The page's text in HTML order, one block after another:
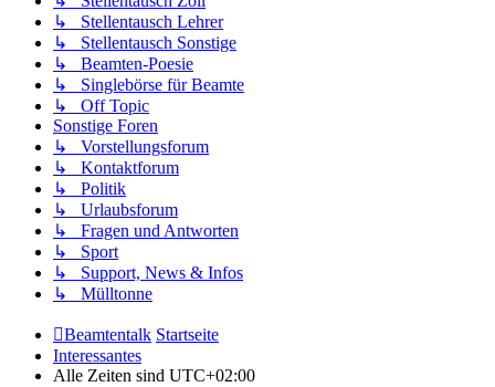
↳ Stellentausch Lehrer
↳ Stellentausch Sonstige
↳ Beamten-Poesie
↳ Singlebörse für Beamte
↳ Off Topic
Sonstige Foren
↳ Vorstellungsforum
↳ Kontaktforum
↳ Politik
↳ Urlaubsforum
↳ Fragen und Antworten
↳ Sport
↳ Support, News & Infos
↳ Mülltonne
Beamtentalk Startseite
Interessantes
Alle Zeiten sind UTC+02:00